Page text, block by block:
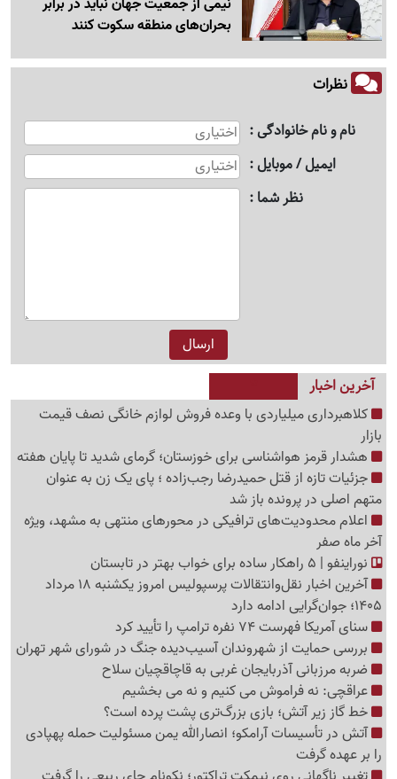
بحران‌های منطقه سکوت کنند
نظرات
نام و نام خانوادگی
ایمیل / موبایل
نظر شما
آخرین اخبار
کلاهبرداری میلیاردی با وعده فروش لوازم خانگی نصف قیمت
بازار
هشدار قرمز هواشناسی برای خوزستان؛ گرمای شدید تا پایان هفته
جزئیات تازه از قتل حمیدرضا رجب‌زاده ؛ پای یک زن به عنوان
متهم اصلی در پرونده باز شد
اعلام محدودیت‌های ترافیکی در محورهای منتهی به مشهد، ویژه
آخر ماه صفر
نوراینفو | 5 راهکار ساده برای خواب بهتر در تابستان
آخرین اخبار نقل‌وانتقالات پرسپولیس امروز یکشنبه 18 مرداد
1405؛ جوان‌گرایی ادامه دارد
سنای آمریکا فهرست 74 نفره ترامپ را تأیید کرد
بررسی حمایت از شهروندان آسیب‌دیده جنگ در شورای شهر تهران
ضربه مرزبانی آذربایجان غربی به قاچاقچیان سلاح
عراقچی: نه فراموش می کنیم و نه می بخشیم
خط گاز زیر آتش؛ بازی بزرگ‌تری پشت پرده است؟
آتش در تأسیسات آرامکو؛ انصارالله یمن مسئولیت حمله پهپادی
را بر عهده گرفت